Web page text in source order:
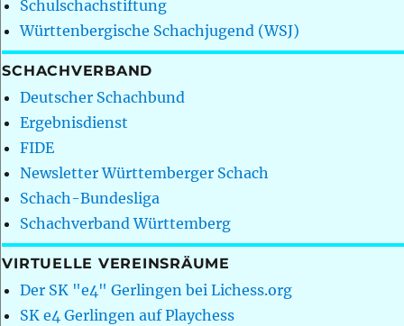
Schulschachstiftung
Württenbergische Schachjugend (WSJ)
SCHACHVERBAND
Deutscher Schachbund
Ergebnisdienst
FIDE
Newsletter Württemberger Schach
Schach-Bundesliga
Schachverband Württemberg
VIRTUELLE VEREINSRÄUME
Der SK "e4" Gerlingen bei Lichess.org
SK e4 Gerlingen auf Playchess